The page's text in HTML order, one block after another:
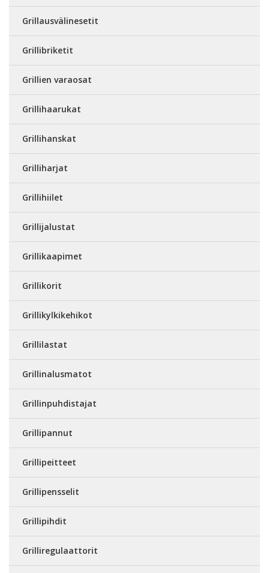
Grillausvälinesetit
Grillibriketit
Grillien varaosat
Grillihaarukat
Grillihanskat
Grilliharjat
Grillihiilet
Grillijalustat
Grillikaapimet
Grillikorit
Grillikylkikehikot
Grillilastat
Grillinalusmatot
Grillinpuhdistajat
Grillipannut
Grillipeitteet
Grillipensselit
Grillipihdit
Grilliregulaattorit